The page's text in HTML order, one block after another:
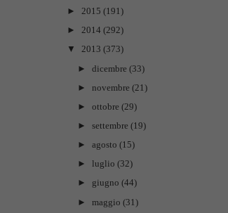
► 2015 (191)
► 2014 (292)
▼
2013 (373)
► dicembre (33)
► novembre (21)
► ottobre (29)
► settembre (19)
► agosto (15)
► luglio (32)
► giugno (44)
► maggio (31)